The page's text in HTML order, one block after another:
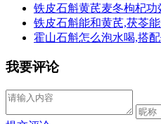
铁皮石斛黄芪麦冬枸杞
铁皮石斛能和黄芪,茯苓
霍山石斛怎么泡水喝,搭
我要评论